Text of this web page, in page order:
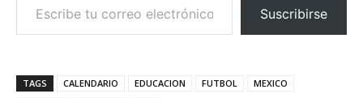
Suscribirse
TAGS CALENDARIO EDUCACION FUTBOL
MEXICO